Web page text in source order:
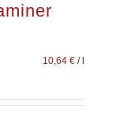
10,64 € /